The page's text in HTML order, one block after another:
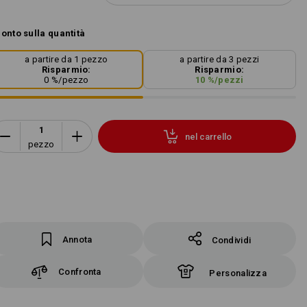
sulla quantità
a partire da 1 pezzo
Risparmio:
0 %/pezzo
a partire da 3 pezzi
Risparmio:
10 %/pezzi
pezzo
nel carrello
Annota Condividi
Confronta Personalizza